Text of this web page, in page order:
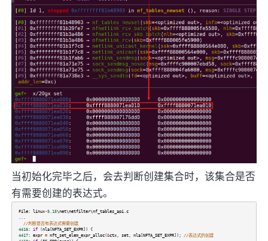
当初始化完毕之后，会去判断创建集合时，该集合是否
有需要创建的表达式。
File: linux-5.15\net\netfilter\nf_tables_api.c
...
//判断是否有表达式需要创建
4416: if(nla[NFTA_SET_EXPR]) {
4417: expr = nft_set_elem_expr_alloc(&ctx, set, nla[NFTA_SET_EXPR]);
//表达式的创建